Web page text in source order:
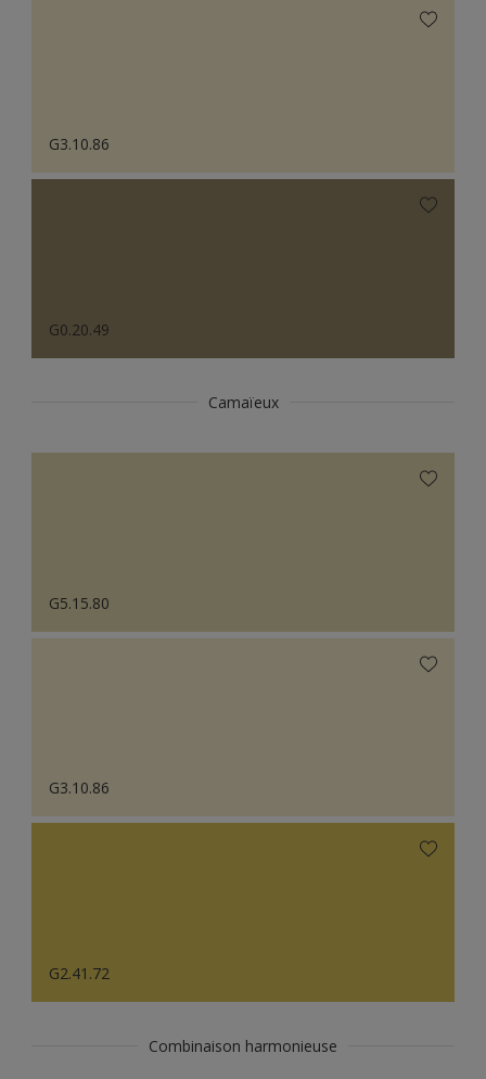
G3.10.86
G0.20.49
Camaïeux
G5.15.80
G3.10.86
G2.41.72
Combinaison harmonieuse